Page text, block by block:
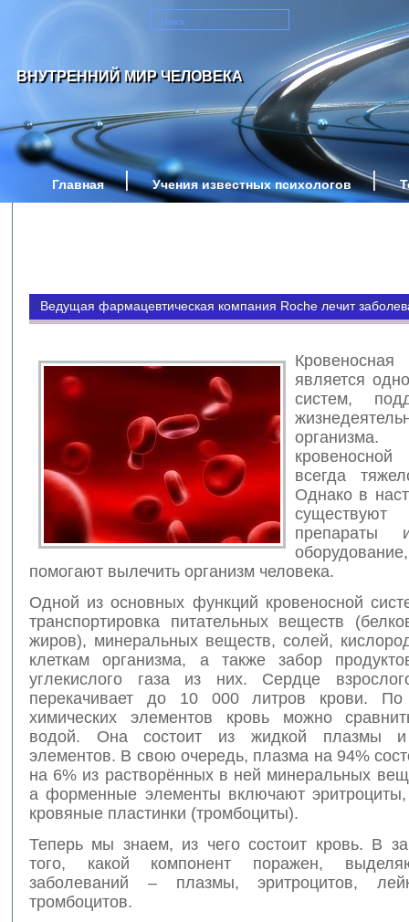
ВНУТРЕННИЙ МИР ЧЕЛОВЕКА
Главная Учения известных психологов
Ведущая фармацевтическая компания Roche лечит
является
систем,
организма.
всегда
Однако в
существуют
помогают вылечить организм человека.
Одной из основных функций кровеносной
транспортировка питательных веществ
жиров), минеральных веществ, солей,
клеткам организма, а также забор
углекислого газа из них. Сердце
перекачивает до 10 000 литров крови. По
химических элементов кровь можно
водой. Она состоит из жидкой плазмы
элементов. В свою очередь, плазма на 94%
на 6% из растворённых в ней минеральных
а форменные элементы включают
кровяные пластинки (тромбоциты).
Теперь мы знаем, из чего состоит кровь. В
того, какой компонент поражен,
заболеваний – плазмы, эритроцитов,
тромбоцитов.